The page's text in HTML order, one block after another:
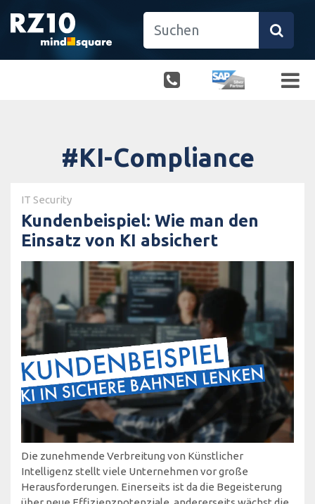
#KI-Compliance
IT Security
Kundenbeispiel: Wie man den
Einsatz von KI absichert
Die zunehmende Verbreitung von Künstlicher
Intelligenz stellt viele Unternehmen vor große
Herausforderungen. Einerseits ist da die Begeisterung